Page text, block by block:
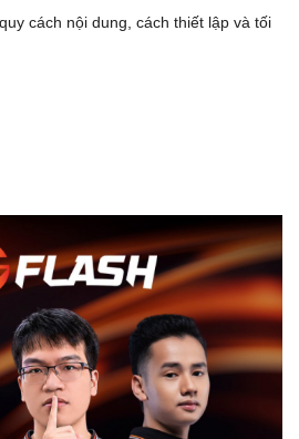
Đời sống
Nhà đẹp
Blog
Tình yêu - Gia đình
cách nội dung, cách thiết lập và tối